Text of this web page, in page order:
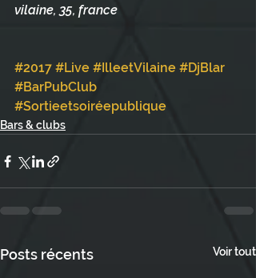
vilaine, 35, france
#2017 #Live #IlleetVilaine #DjBlar
#BarPubClub
#Sortieetsoiréepublique
Bars & clubs
Posts récents Voir tout